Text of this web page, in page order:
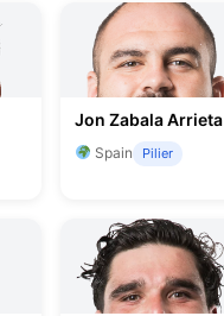
Jon Zabala Arrieta
Spain Pilier